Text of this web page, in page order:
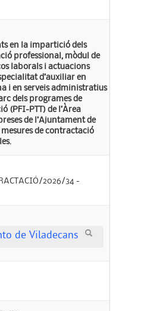
en la impartició dels
professional, mòdul de
laborals i actuacions
d’auxiliar en
i en serveis administratius
dels programes de
(PFI-PTT) de l’Àrea
de l’Ajuntament de
de contractació
2026/34 -
de Viladecans